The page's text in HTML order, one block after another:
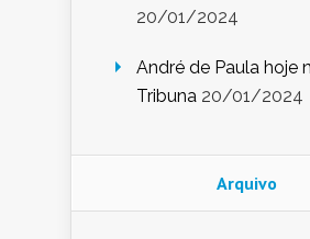
20/01/2024
André de Paula hoje
Tribuna 20/01/2024
Arquivo